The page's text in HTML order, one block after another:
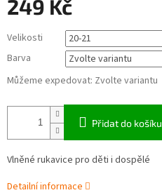
249 Kč
cena:
Velikosti
Barva
Můžeme expedovat: Zvolte variantu
Přidat do košíku
Vlněné rukavice pro děti i dospělé
Detailní informace